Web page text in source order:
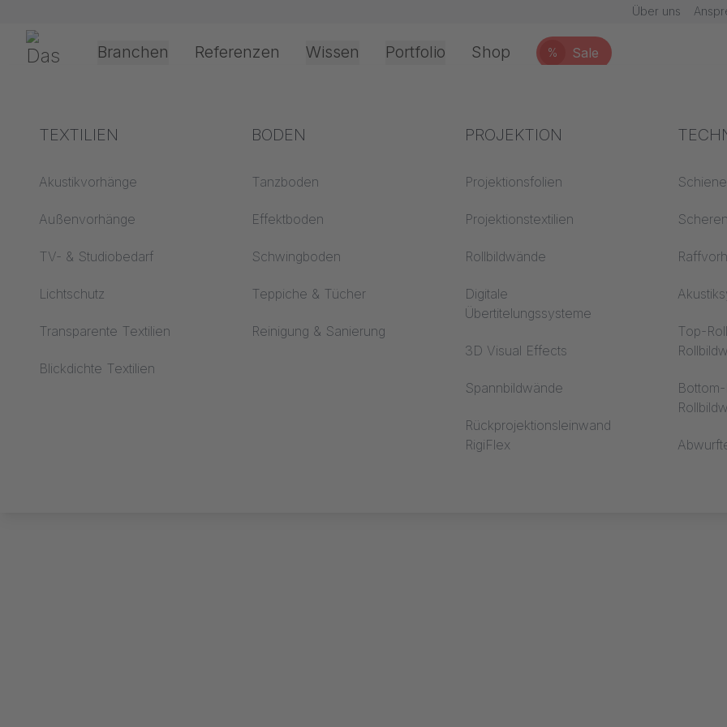
Über uns
Gerriets Branchen
Theater & Kultur
Event &
Office & Interior
Referenzen Wissen
Begriffserklärungen
Akustik ABC
Boden ABC
Projektionsfolien ABC
Projektionstextilien
Verarbeitung &
Branchenwissen
Textilwissen
Akustikwissen
Projektionswissen
Trevira
Portfolio
TEXTILIEN
Akustikvorhänge
Außenvorhänge
TV- & Studiobedarf
Lichtschutz
Transparente Textilien
Blickdichte Textilien
BODEN
Tanzboden
Effektboden
Schwingboden
Teppiche & Tücher
Reinigung & Sanierung
PROJEKTION
Projektionsfolien
Projektionstextilien
Rollbildwände
Digitale
Übertitelungssysteme
3D Visual Effects
Spannbildwände
Rückprojektionsleinwand
RigiFlex
Top-
Shop % Sale